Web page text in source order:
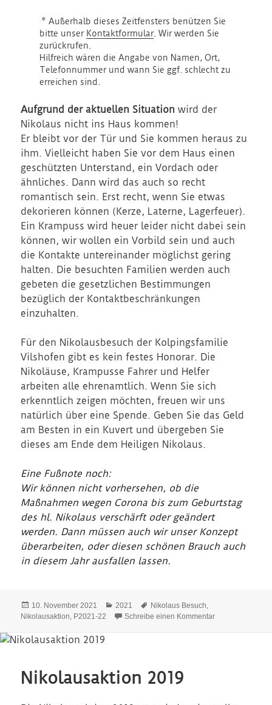
* Außerhalb dieses Zeitfensters benützen Sie
bitte unser Kontaktformular. Wir werden Sie
zurückrufen.
Hilfreich wären die Angabe von Namen, Ort,
Telefonnummer und wann Sie ggf. schlecht zu
erreichen sind.
Aufgrund der aktuellen Situation wird der
Nikolaus nicht ins Haus kommen!
Er bleibt vor der Tür und Sie kommen heraus zu
ihm. Vielleicht haben Sie vor dem Haus einen
geschützten Unterstand, ein Vordach oder
ähnliches. Dann wird das auch so recht
romantisch sein. Erst recht, wenn Sie etwas
dekorieren können (Kerze, Laterne, Lagerfeuer).
Ein Krampuss wird heuer leider nicht dabei sein
können, wir wollen ein Vorbild sein und auch
die Kontakte untereinander möglichst gering
halten. Die besuchten Familien werden auch
gebeten die gesetzlichen Bestimmungen
bezüglich der Kontaktbeschränkungen
einzuhalten.
Für den Nikolausbesuch der Kolpingsfamilie
Vilshofen gibt es kein festes Honorar. Die
Nikoläuse, Krampusse Fahrer und Helfer
arbeiten alle ehrenamtlich. Wenn Sie sich
erkenntlich zeigen möchten, freuen wir uns
natürlich über eine Spende. Geben Sie das Geld
am Besten in ein Kuvert und übergeben Sie
dieses am Ende dem Heiligen Nikolaus.
Eine Fußnote noch:
Wir können nicht vorhersehen, ob die
Maßnahmen wegen Corona bis zum Geburtstag
des hl. Nikolaus verschärft oder geändert
werden. Dann müssen auch wir unser Konzept
überarbeiten, oder diesen schönen Brauch auch
in diesem Jahr ausfallen lassen.
Veröffentlicht
am
10. November 2021 Kategorien
2021 Schlagwörter
Nikolaus Besuch,
Nikolausaktion, P2021-22 Schreibe einen Kommentarzu
Nikolausaktion 2019